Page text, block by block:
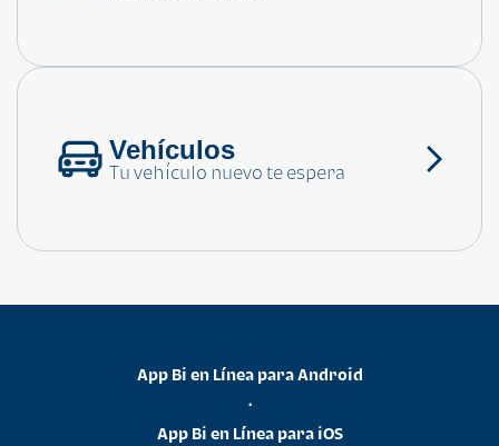
Vehículos
Tu vehículo nuevo te espera
App Bi en Línea para Android
•
App Bi en Línea para iOS